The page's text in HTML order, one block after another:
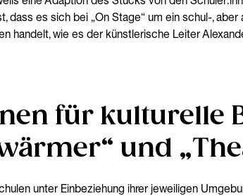
dass es sich bei „On Stage“ um ein schul-,
handelt, wie es der künstlerische Leiter
für kulturelle
und
unter Einbeziehung ihrer jeweiligen